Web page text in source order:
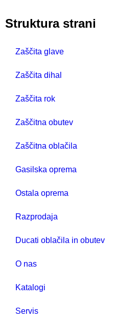
Struktura strani
Zaščita glave
Zaščita dihal
Zaščita rok
Zaščitna obutev
Zaščitna oblačila
Gasilska oprema
Ostala oprema
Razprodaja
Ducati oblačila in obutev
O nas
Katalogi
Servis